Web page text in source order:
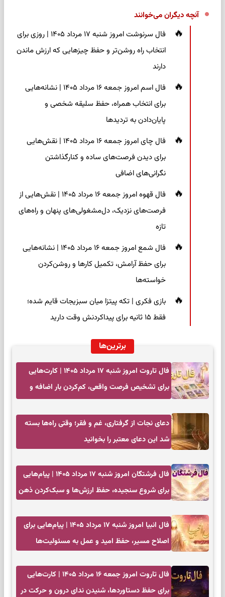
آنچه دیگران می‌خوانند
فال سرنوشت امروز شنبه ۱۷ مرداد ۱۴۰۵ | روزی برای
انتخاب راه روشن‌تر و حفظ چیزهایی که ارزش ماندن
دارند
فال اسم امروز جمعه ۱۶ مرداد ۱۴۰۵ | نشانه‌هایی
برای انتخاب همراه، حفظ سلیقه شخصی و
پایان‌دادن به تردیدها
فال چای امروز جمعه ۱۶ مرداد ۱۴۰۵ | نقش‌هایی
برای دیدن فرصت‌های ساده و کنارگذاشتن
نگرانی‌های اضافی
فال قهوه امروز جمعه ۱۶ مرداد ۱۴۰۵ | نقش‌هایی از
فرصت‌های نزدیک، دل‌مشغولی‌های پنهان و راه‌های
تازه
فال شمع امروز جمعه ۱۶ مرداد ۱۴۰۵ | نشانه‌هایی
برای حفظ آرامش، تکمیل کارها و روشن‌کردن
خواسته‌ها
بازی فکری | تکه پیتزا میان سبزیجات قایم شده؛
فقط ۱۵ ثانیه برای پیداکردنش وقت دارید
برترین‌ها
فال تاروت امروز شنبه ۱۷ مرداد ۱۴۰۵ | کارت‌هایی
برای تشخیص فرصت واقعی، کم‌کردن بار اضافه و
دعای نجات از گرفتاری، غم و فقر؛ وقتی راه‌ها بسته
شد این دعای معتبر را بخوانید
فال فرشتگان امروز شنبه ۱۷ مرداد ۱۴۰۵ | پیام‌هایی
برای شروع سنجیده، حفظ ارزش‌ها و سبک‌کردن ذهن
فال انبیا امروز شنبه ۱۷ مرداد ۱۴۰۵ | پیام‌هایی برای
اصلاح مسیر، حفظ امید و عمل به مسئولیت‌ها
فال تاروت امروز جمعه ۱۶ مرداد ۱۴۰۵ | کارت‌هایی
برای حفظ دستاوردها، شنیدن ندای درون و حرکت در